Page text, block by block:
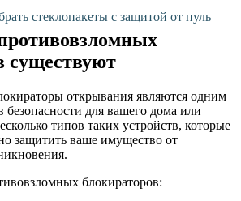
стеклопакеты с защитой от пуль
существуют
открывания являются одним
для вашего дома или
типов таких устройств, которые
защитить ваше имущество от
блокираторов: